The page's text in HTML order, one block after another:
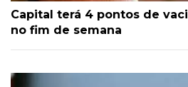
Capital terá 4 pontos de
no fim de semana